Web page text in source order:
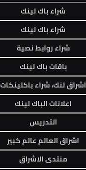
شراء باك لينك
شراء باك لينك
شراء روابط نصية
باقات باك لينك
اشراق لنك، شراء باكلينكات
اعلانات الباك لينك
التدريس
اشراق العالم عالم كبير
منتدى الاشراق